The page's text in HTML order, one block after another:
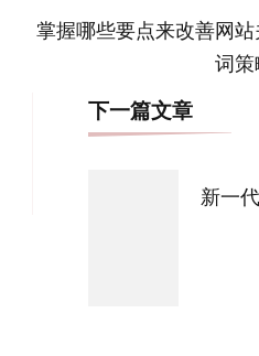
掌握哪些要点来改善网
词策
下一篇文章
新一